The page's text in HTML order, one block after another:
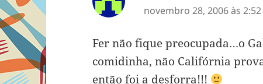
novembro 28, 2006 às
Fer não fique preocupada…o
comidinha, não Califórnia
então foi a desforra!!!